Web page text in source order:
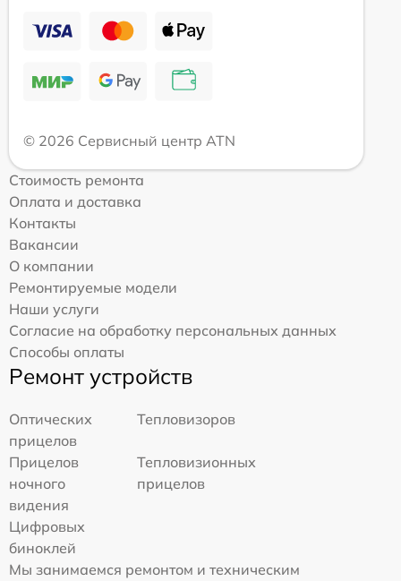
© 2026 Сервисный центр ATN
Стоимость ремонта
Оплата и доставка
Контакты
Вакансии
О компании
Ремонтируемые модели
Наши услуги
Согласие на обработку персональных данных
Способы оплаты
Ремонт устройств
Оптических
прицелов
Тепловизоров
Прицелов
ночного
видения
Тепловизионных
прицелов
Цифровых
биноклей
Мы занимаемся ремонтом и техническим